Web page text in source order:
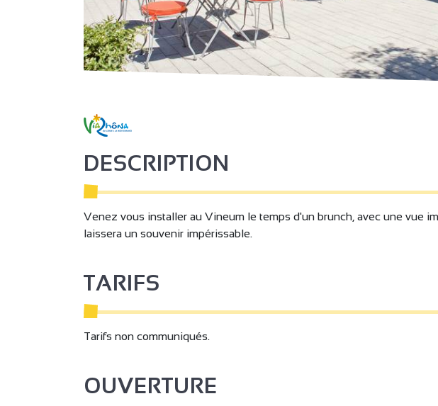
DESCRIPTION
Venez vous installer au Vineum le temps d'un brunch, avec une vue
laissera un souvenir impérissable.
TARIFS
Tarifs non communiqués.
OUVERTURE